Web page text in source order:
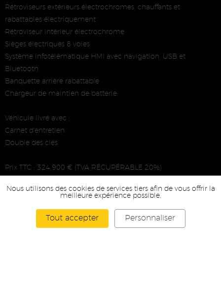
Rétroviseurs extérieurs électrochromes, chauffants et
rabattables électriquement
Rétroviseur intérieur électrochrome
Sièges électriques 8 voies
Système infotélématique HMI avec navigation, USB et
Bluetooth
Banquette arrière rabattable
Chargeur de maintien de batterie
Véhicule livré avec :
Carnet d'entretien
Double des clés
Prix TTC : 324.900 € (TVA RÉCUPÉRABLE 20%)
la reprise après expertise. Financements possibles.
Nous utilisons des cookies de services tiers afin de vous offrir la
meilleure expérience possible.
Tout accepter Personnaliser